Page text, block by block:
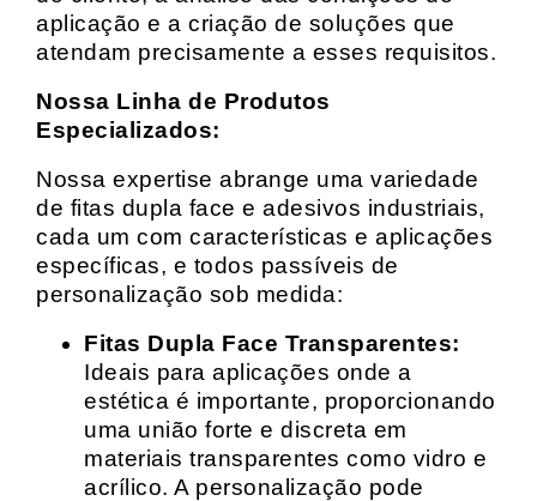
aplicação e a criação de soluções que
atendam precisamente a esses requisitos.
Nossa Linha de Produtos
Especializados:
Nossa expertise abrange uma variedade
de fitas dupla face e adesivos industriais,
cada um com características e aplicações
específicas, e todos passíveis de
personalização sob medida:
Fitas Dupla Face Transparentes:
Ideais para aplicações onde a
estética é importante, proporcionando
uma união forte e discreta em
materiais transparentes como vidro e
acrílico. A personalização pode